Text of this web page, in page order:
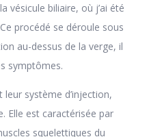
vésicule biliaire, où j’ai été
procédé se déroule sous
au-dessus de la verge, il
symptômes.
système d’injection,
Elle est caractérisée par
squelettiques du